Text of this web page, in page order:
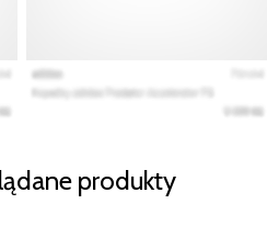
produkty